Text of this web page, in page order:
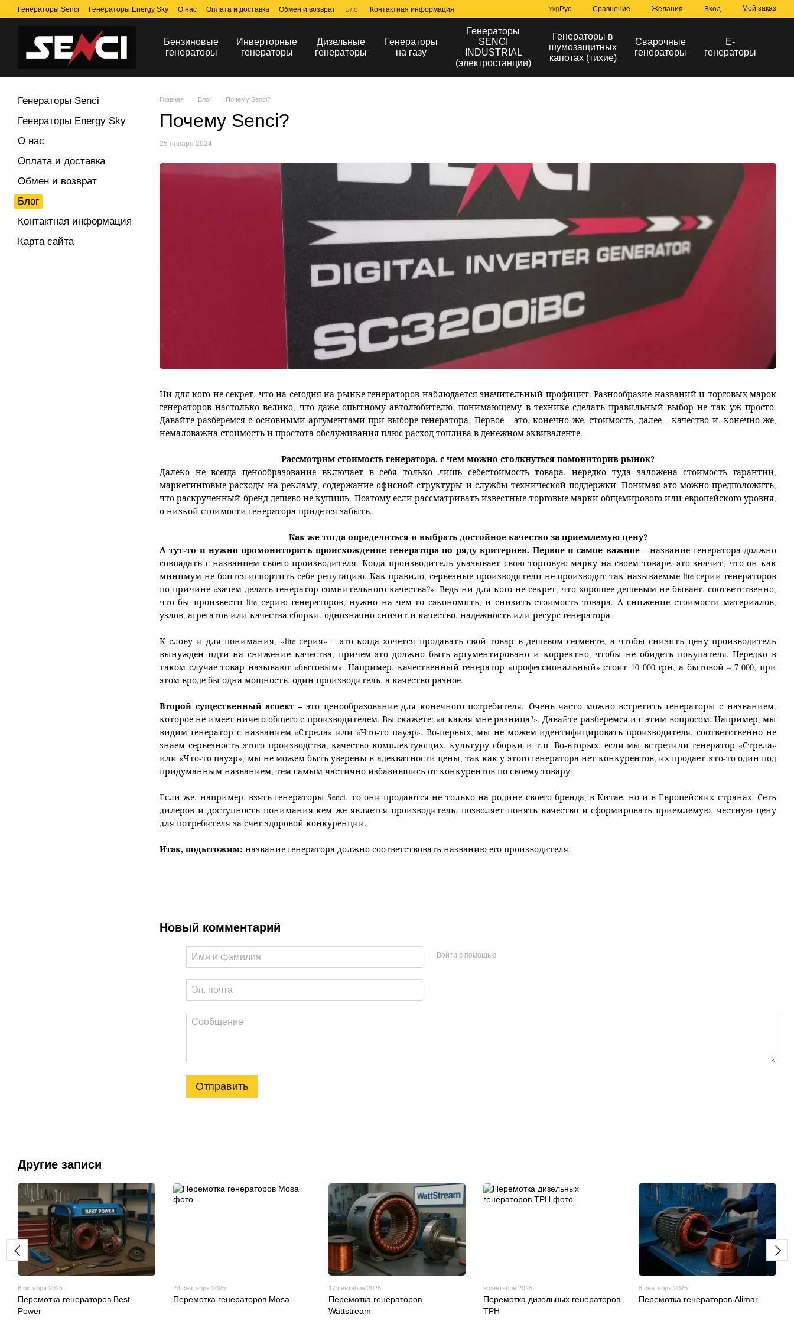
Перейти к основному контенту
Генераторы Senci Генераторы Energy Sky О нас Оплата и доставка Обмен и возврат Блог Контактная информация Укр Рус Сравнение Желания Вход Мой заказ
Бензиновые
генераторы
Инверторные
генераторы
Дизельные
генераторы
Генераторы
на газу
Генераторы
SENCI
INDUSTRIAL
(электростанции)
Генераторы в
шумозащитных
капотах (тихие)
Сварочные
генераторы
Е-
генераторы
Главная Блог Почему Senci?
Почему Senci?
25 января 2024
Ни для кого не секрет, что на сегодня на рынке генераторов наблюдается значительный профицит. Разнообразие названий и торговых марок
генераторов настолько велико, что даже опытному автолюбителю, понимающему в технике сделать правильный выбор не так уж просто.
Давайте разберемся с основными аргументами при выборе генератора. Первое – это, конечно же, стоимость, далее – качество и, конечно же,
немаловажна стоимость и простота обслуживания плюс расход топлива в денежном эквиваленте.
Рассмотрим стоимость генератора, с чем можно столкнуться помониторив рынок?
Далеко не всегда ценообразование включает в себя только лишь себестоимость товара, нередко туда заложена стоимость гарантии,
маркетинговые расходы на рекламу, содержание офисной структуры и службы технической поддержки. Понимая это можно предположить,
что раскрученный бренд дешево не купишь. Поэтому если рассматривать известные торговые марки общемирового или европейского уровня,
о низкой стоимости генератора придется забыть.
Как же тогда определиться и выбрать достойное качество за приемлемую цену?
А тут-то и нужно промониторить происхождение генератора по ряду критериев. Первое и самое важное– название генератора должно
совпадать с названием своего производителя. Когда производитель указывает свою торговую марку на своем товаре, это значит, что он как
минимум не боится испортить себе репутацию. Как правило, серьезные производители не производят так называемые liteсерии генераторов
по причине «зачем делать генератор сомнительного качества?». Ведь ни для кого не секрет, что хорошее дешевым не бывает, соответственно,
что бы произвестиlite серию генераторов, нужно на чем-то сэкономить, и снизить стоимость товара. А снижение стоимости материалов,
узлов, агрегатов или качества сборки, однозначно снизит и качество, надежность или ресурс генератора.
К слову и для понимания, «lite серия» – это когда хочется продавать свой товар в дешевом сегменте, а чтобы снизить цену производитель
вынужден идти на снижение качества, причем это должно быть аргументировано и корректно, чтобы не обидеть покупателя. Нередко в
таком случае товар называют «бытовым». Например, качественный генератор «профессиональный» стоит 10 000 грн, а бытовой – 7 000, при
этом вроде бы одна мощность, один производитель, а качество разное.
Второй существенный аспект –это ценообразование для конечного потребителя. Очень часто можно встретить генераторы с названием,
которое не имеет ничего общего с производителем. Вы скажете: «а какая мне разница?». Давайте разберемся и с этим вопросом. Например, мы
видим генератор с названием «Стрела» или «Что-то пауэр». Во-первых, мы не можем идентифицировать производителя, соответственно не
знаем серьезность этого производства, качество комплектующих, культуру сборки и т.п. Во-вторых, если мы встретили генератор «Стрела»
или «Что-то пауэр», мы не можем быть уверены в адекватности цены, так как у этого генератора нет конкурентов, их продает кто-то один под
придуманным названием, тем самым частично избавившись от конкурентов по своему товару.
Если же, например, взять генераторы Senci, то они продаются не только на родине своего бренда, в Китае, но и в Европейских странах. Сеть
дилеров и доступность понимания кем же является производитель, позволяет понять качество и сформировать приемлемую, честную цену
для потребителя за счет здоровой конкуренции.
Итак, подытожим: название генератора должно соответствовать названию его производителя.
Новый комментарий
Войти с помощью
Отправить
Генераторы Senci
Генераторы Energy Sky
О нас
Оплата и доставка
Обмен и возврат
Блог
Контактная информация
Карта сайта
Другие записи
8 октября 2025
Перемотка генераторов Best
Power
24 сентября 2025
Перемотка генераторов Mosa
17 сентября 2025
Перемотка генераторов
Wattstream
9 сентября 2025
Перемотка дизельных генераторов
TPH
8 сентября 2025
Перемотка генераторов Alimar